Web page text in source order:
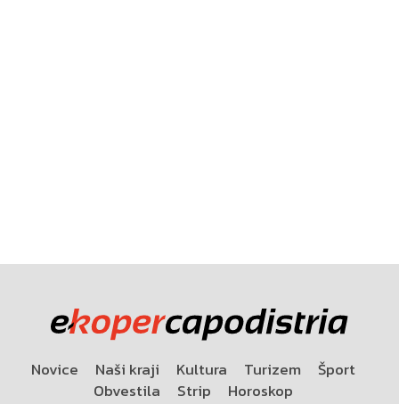
Novice Naši kraji Kultura Turizem
Šport
Obvestila
Strip Horoskop